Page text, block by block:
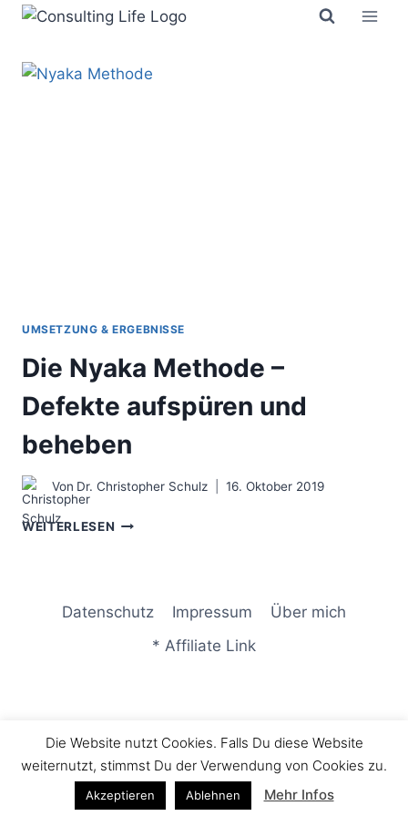
Zum
springen
UMSETZUNG & ERGEBNISSE
Die Nyaka Methode –
Defekte aufspüren und
beheben
Von Dr. Christopher Schulz 16. Oktober 2019
WEITERLESEN DIE
AUFSPÜREN
BEHEBEN
Datenschutz Impressum
Über mich
* Affiliate Link
© 2026 Consulting LIFE - WordPress Theme von
Kadence WP
Die Website nutzt Cookies. Falls Du diese Website
weiternutzt, stimmst Du der Verwendung von Cookies zu.
Akzeptieren Ablehnen Mehr Infos